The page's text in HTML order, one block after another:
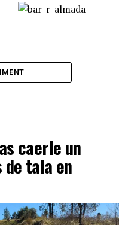
caerle un
tala en